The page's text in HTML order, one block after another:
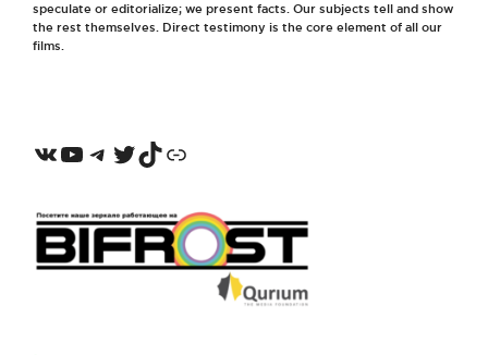
speculate or editorialize; we present facts. Our subjects tell and show
the rest themselves. Direct testimony is the core element of all our
films.
VKontakte
YouTube
Telegram
Twitter
TikTok
Odnoklassniki